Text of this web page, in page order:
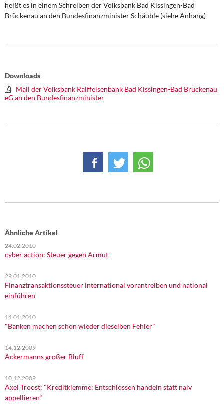
Memo-Gruppe
Über mich
heißt es in einem Schreiben der Volksbank Bad Kissingen-Bad
Brückenau an den Bundesfinanzminister Schäuble (siehe Anhang)
Downloads
Mail der Volksbank Raiffeisenbank Bad Kissingen-Bad Brückenau
eG an den Bundesfinanzminister
Ähnliche Artikel
24.02.2010
cyber action: Steuer gegen Armut
29.01.2010
Finanztransaktionssteuer international vorantreiben und national
einführen
14.01.2010
"Banken machen schon wieder dieselben Fehler"
14.12.2009
Ackermanns großer Bluff
10.12.2009
Axel Troost: "Kreditklemme: Entschlossen handeln statt naiv
appellieren"